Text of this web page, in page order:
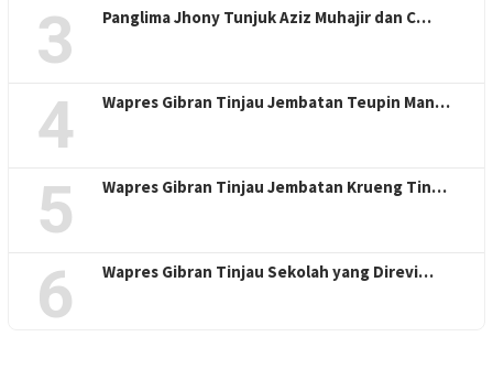
3 Panglima Jhony Tunjuk Aziz Muhajir dan C…
4 Wapres Gibran Tinjau Jembatan Teupin Man…
5 Wapres Gibran Tinjau Jembatan Krueng Tin…
6 Wapres Gibran Tinjau Sekolah yang Direvi…